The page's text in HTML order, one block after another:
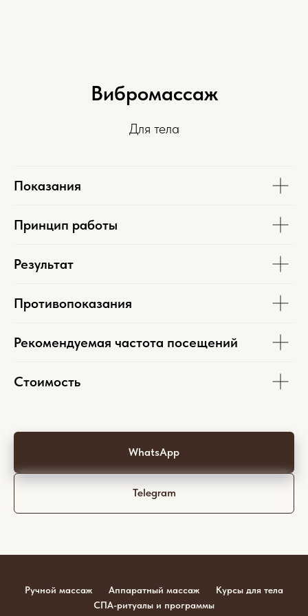
Вибромассаж
Для тела
Показания
Принцип работы
Результат
Противопоказания
Рекомендуемая частота посещений
Стоимость
WhatsApp
Telegram
Ручной массаж Аппаратный массаж
Курсы для тела
СПА-ритуалы и программы